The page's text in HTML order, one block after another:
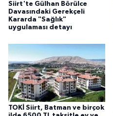
Siirt'te Gülhan Börülce
Davasındaki Gerekçeli
Kararda "Sağlık"
uygulaması detayı
TOKİ Siirt, Batman ve birçok